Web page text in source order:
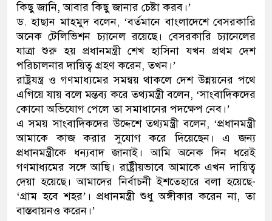
ডাকাতির প্রস্তুতিকালে দুইজনকে
থানা পুলিশ
কিছু জানি, আবার কিছু জানার চেষ্টা করব।’
ড. হাছান মাহমুদ বলেন, ‘বর্তমানে বাংলাদেশে বেসরকারি
অনেক টেলিভিশন চ্যানেল রয়েছে। বেসরকারি চ্যানেলের
যাত্রা শুরু হয় প্রধানমন্ত্রী শেখ হাসিনা যখন প্রথম দেশ
পরিচালনার দায়িত্ব গ্রহণ করেন, তখন।’
রাষ্ট্রযন্ত্র ও গণমাধ্যমের সমন্বয় থাকলে দেশ উন্নয়নের পথে
এগিয়ে যায় বলে মন্তব্য করে তথ্যমন্ত্রী বলেন, ‘সাংবাদিকদের
কোনো অভিযোগ পেলে তা সমাধানের পদক্ষেপ নেব।’
এ সময় সাংবাদিকদের উদ্দেশে তথ্যমন্ত্রী বলেন, ‘প্রধানমন্ত্রী
আমাকে কাজ করার সুযোগ করে দিয়েছেন। এ জন্য
প্রধানমন্ত্রীকে ধন্যবাদ জানাই। আমি অনেক দিন ধরেই
গণমাধ্যমের সঙ্গে আছি। রাষ্ট্রীয়ভাবে আমাকে এখন দায়িত্ব
দেয়া হয়েছে। আমাদের নির্বাচনী ইশতেহারে বলা হয়েছে-
‘গ্রাম হবে শহর’। প্রধানমন্ত্রী শুধু অঙ্গীকার করেন না, তা
বাস্তবায়নও করেন।’